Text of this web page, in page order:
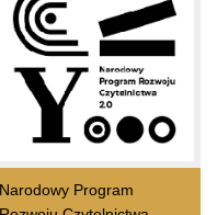
Narodowy Program